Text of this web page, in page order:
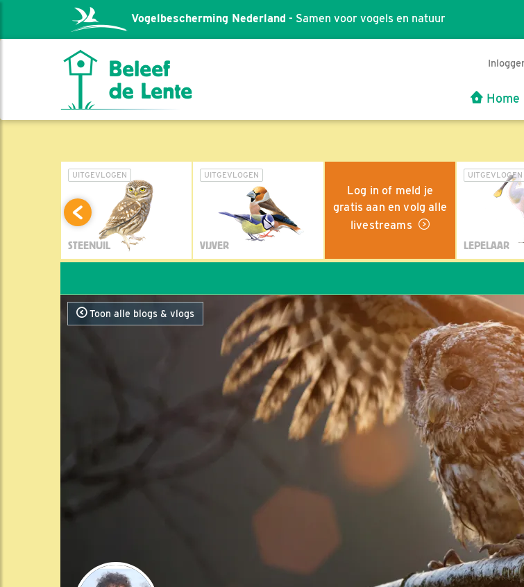
Vogelbescherming Nederland - Samen voor vogels en natuur
Home
UITGEVLOGEN
STEENUIL
UITGEVLOGEN
VIJVER
Log in of meld je
gratis aan en volg alle
livestreams
UITGEVLOGEN
LEPELAAR
Toon alle blogs & vlogs